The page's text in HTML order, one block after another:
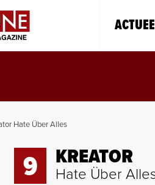
Hate Über Alles
9 KREATOR
Hate Über